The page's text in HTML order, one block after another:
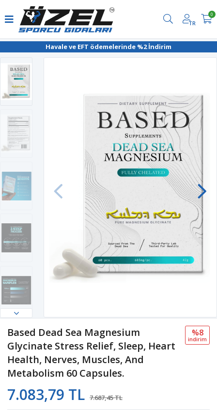
Havale ve EFT ödemelerinde %2 İndirim
TR
0
Based Dead Sea Magnesium
Glycinate Stress Relief, Sleep, Heart
Health, Nerves, Muscles, And
Metabolism 60 Capsules.
7.083,79 TL 7.687,45 TL
%8
i̇ndi̇ri̇m